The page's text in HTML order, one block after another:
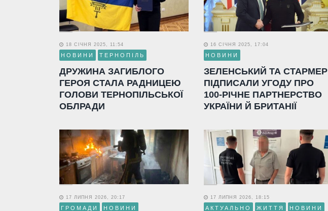
18 СІЧНЯ 2025, 11:54
НОВИНИ ТЕРНОПІЛЬ
ДРУЖИНА ЗАГИБЛОГО
ГЕРОЯ СТАЛА РАДНИЦЕЮ
ГОЛОВИ ТЕРНОПІЛЬСЬКОЇ
ОБЛРАДИ
16 СІЧНЯ 2025, 17:04
НОВИНИ
ЗЕЛЕНСЬКИЙ ТА СТАРМЕР
ПІДПИСАЛИ УГОДУ ПРО
100-РІЧНЕ ПАРТНЕРСТВО
УКРАЇНИ Й БРИТАНІЇ
17 ЛИПНЯ 2026, 20:17
ГРОМАДИ НОВИНИ
17 ЛИПНЯ 2026, 18:15
АКТУАЛЬНО ЖИТТЯ НОВИНИ